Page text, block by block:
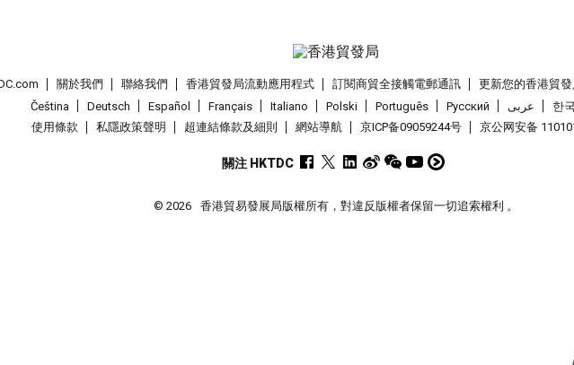
關於我們 聯絡我們 香港貿發局流動應用程式 訂閱商貿全接觸電郵通訊 更新您的香港貿
Čeština
Deutsch Español Français Italiano Polski Português Pусский عربى 한
使用條款
私隱政策聲明 超連結條款及細則 網站導航 京ICP备09059244号 京公网安备
關注 HKTDC
© 2026 香港貿易發展局版權所有，對違反版權者保留一切追索權利 。